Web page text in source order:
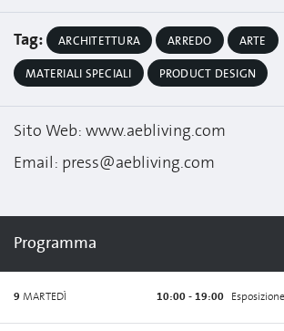
Tag: ARCHITETTURA ARREDO ARTE
MATERIALI SPECIALI PRODUCT DESIGN
Sito Web: www.aebliving.com
Email: press@aebliving.com
Programma
9 MARTEDÌ 10:00 - 19:00 Esposizione